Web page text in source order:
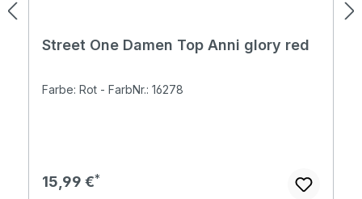
Street One Damen Top Anni glory red
Farbe: Rot - FarbNr.: 16278
Regulärer Preis:
15,99 €